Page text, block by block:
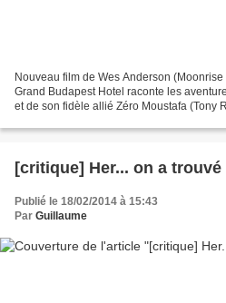
Nouveau film de Wes Anderson
Grand Budapest Hotel raconte les
et de son fidèle allié Zéro Moustafa (Tony
[critique] Her... on a
Publié le 18/02/2014 à 15:43
Par Guillaume